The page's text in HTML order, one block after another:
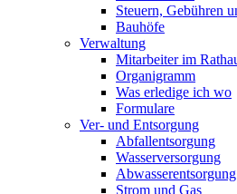
Steuern, Gebühren
Bauhöfe
Verwaltung
Mitarbeiter im
Organigramm
Was erledige ich wo
Formulare
Ver- und Entsorgung
Abfallentsorgung
Wasserversorgung
Abwasserentsorgung
Strom und Gas